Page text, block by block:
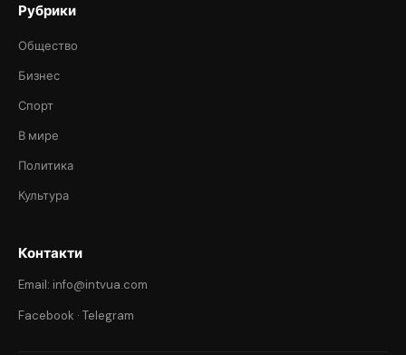
Рубрики
Общество
Бизнес
Спорт
В мире
Политика
Культура
Контакти
Email: info@intvua.com
Facebook · Telegram